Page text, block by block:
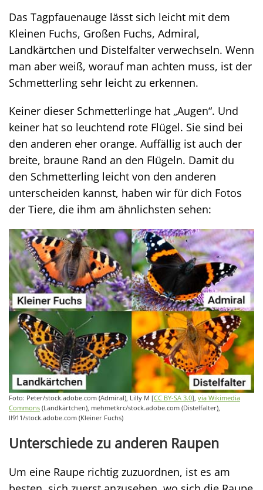
Das Tagpfauenauge lässt sich leicht mit dem
Kleinen Fuchs, Großen Fuchs, Admiral,
Landkärtchen und Distelfalter verwechseln. Wenn
man aber weiß, worauf man achten muss, ist der
Schmetterling sehr leicht zu erkennen.
Keiner dieser Schmetterlinge hat „Augen“. Und
keiner hat so leuchtend rote Flügel. Sie sind bei
den anderen eher orange. Auffällig ist auch der
breite, braune Rand an den Flügeln. Damit du
den Schmetterling leicht von den anderen
unterscheiden kannst, haben wir für dich Fotos
der Tiere, die ihm am ähnlichsten sehen:
Foto: Peter/stock.adobe.com (Admiral), Lilly M [CC BY-SA 3.0], via Wikimedia
Commons (Landkärtchen), mehmetkrc/stock.adobe.com (Distelfalter),
ll911/stock.adobe.com (Kleiner Fuchs)
Unterschiede zu anderen Raupen
Um eine Raupe richtig zuzuordnen, ist es am